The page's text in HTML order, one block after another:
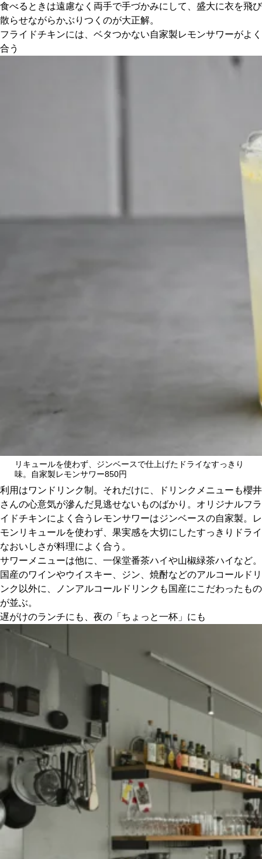
おすすめの本
食べるときは遠慮なく両手で手づかみにして、盛大に衣を飛び
散らせながらかぶりつくのが大正解。
フライドチキンには、ベタつかない自家製レモンサワーがよく
合う
リキュールを使わず、ジンベースで仕上げたドライなすっきり
味。自家製レモンサワー850円
利用はワンドリンク制。それだけに、ドリンクメニューも櫻井
さんの心意気が滲んだ見逃せないものばかり。オリジナルフラ
イドチキンによく合うレモンサワーはジンベースの自家製。レ
モンリキュールを使わず、果実感を大切にしたすっきりドライ
なおいしさが料理によく合う。
サワーメニューは他に、一保堂番茶ハイや山椒緑茶ハイなど。
国産のワインやウイスキー、ジン、焼酎などのアルコールドリ
ンク以外に、ノンアルコールドリンクも国産にこだわったもの
が並ぶ。
遅がけのランチにも、夜の「ちょっと一杯」にも